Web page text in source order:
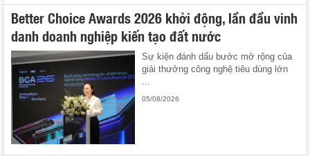
Better Choice Awards 2026 khởi động, lần đầu vinh
danh doanh nghiệp kiến tạo đất nước
Sự kiện đánh dấu bước mở rộng của
giải thưởng công nghệ tiêu dùng lớn
...
05/08/2026